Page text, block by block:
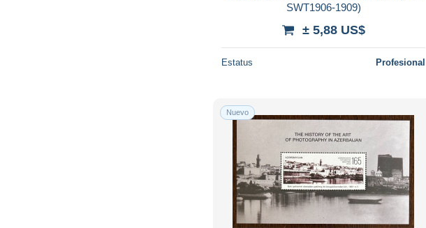
SWT1906-1909)
± 5,88 US$
Estatus Profesional
Nuevo